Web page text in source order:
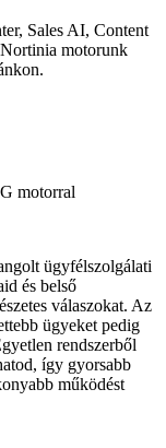
Sales AI, Content
motorunk
motorral
ügyfélszolgálati
és belső
válaszokat. Az
ügyeket pedig
rendszerből
így gyorsabb
működést